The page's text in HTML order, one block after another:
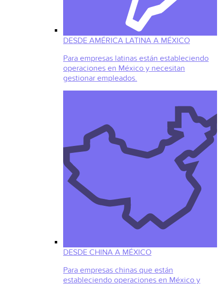
DESDE AMÉRICA LATINA A MÉXICO
Para empresas latinas están estableciendo
operaciones en México y necesitan
gestionar empleados.
DESDE CHINA A MÉXICO
Para empresas chinas que están
estableciendo operaciones en México y